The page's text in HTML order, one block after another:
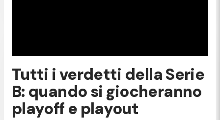
Tutti i verdetti della Serie
B: quando si giocheranno
playoff e playout